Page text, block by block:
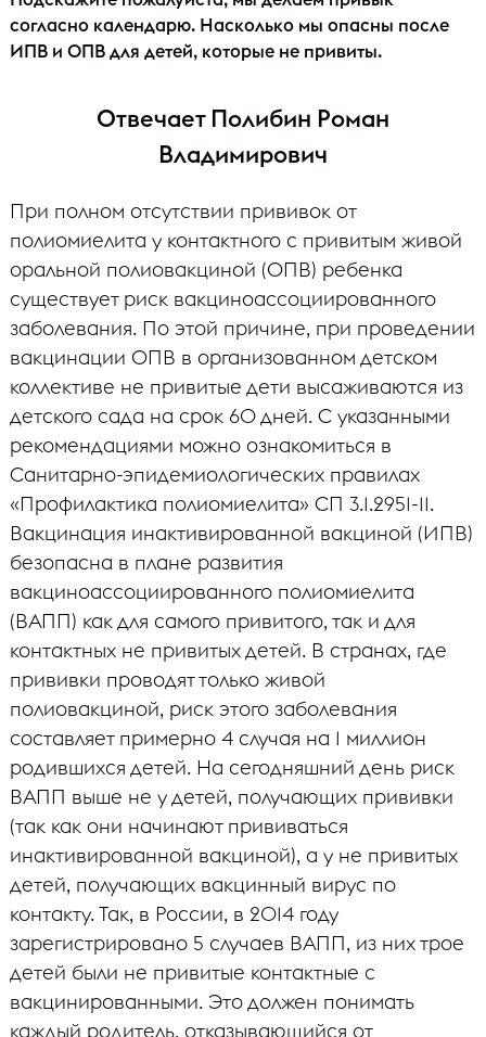
согласно календарю. Насколько мы опасны после
ИПВ и ОПВ для детей, которые не привиты.
Отвечает Полибин Роман
Владимирович
При полном отсутствии прививок от
полиомиелита у контактного с привитым живой
оральной полиовакциной (ОПВ) ребенка
существует риск вакциноассоциированного
заболевания. По этой причине, при проведении
вакцинации ОПВ в организованном детском
коллективе не привитые дети высаживаются из
детского сада на срок 60 дней. С указанными
рекомендациями можно ознакомиться в
Санитарно-эпидемиологических правилах
«Профилактика полиомиелита» СП 3.1.2951-11.
Вакцинация инактивированной вакциной (ИПВ)
безопасна в плане развития
вакциноассоциированного полиомиелита
(ВАПП) как для самого привитого, так и для
контактных не привитых детей. В странах, где
прививки проводят только живой
полиовакциной, риск этого заболевания
составляет примерно 4 случая на 1 миллион
родившихся детей. На сегодняшний день риск
ВАПП выше не у детей, получающих прививки
(так как они начинают прививаться
инактивированной вакциной), а у не привитых
детей, получающих вакцинный вирус по
контакту. Так, в России, в 2014 году
зарегистрировано 5 случаев ВАПП, из них трое
детей были не привитые контактные с
вакцинированными. Это должен понимать
каждый родитель, отказывающийся от